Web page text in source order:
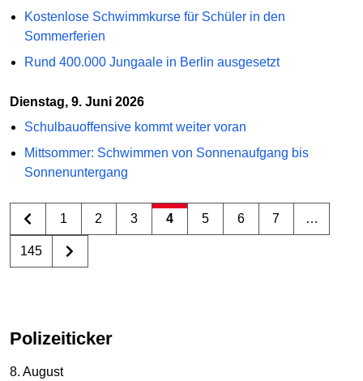
Kostenlose Schwimmkurse für Schüler in den
Sommerferien
Rund 400.000 Jungaale in Berlin ausgesetzt
Dienstag, 9. Juni 2026
Schulbauoffensive kommt weiter voran
Mittsommer: Schwimmen von Sonnenaufgang bis
Sonnenuntergang
1 2 3 4 5 6 7 …
145
Polizeiticker
8. August